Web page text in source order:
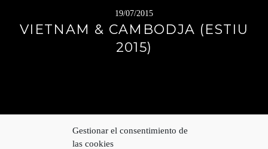
Gestionar el consentimiento de
las cookies
19/07/2015
VIETNAM & CAMBODJA (ESTIU
2015)